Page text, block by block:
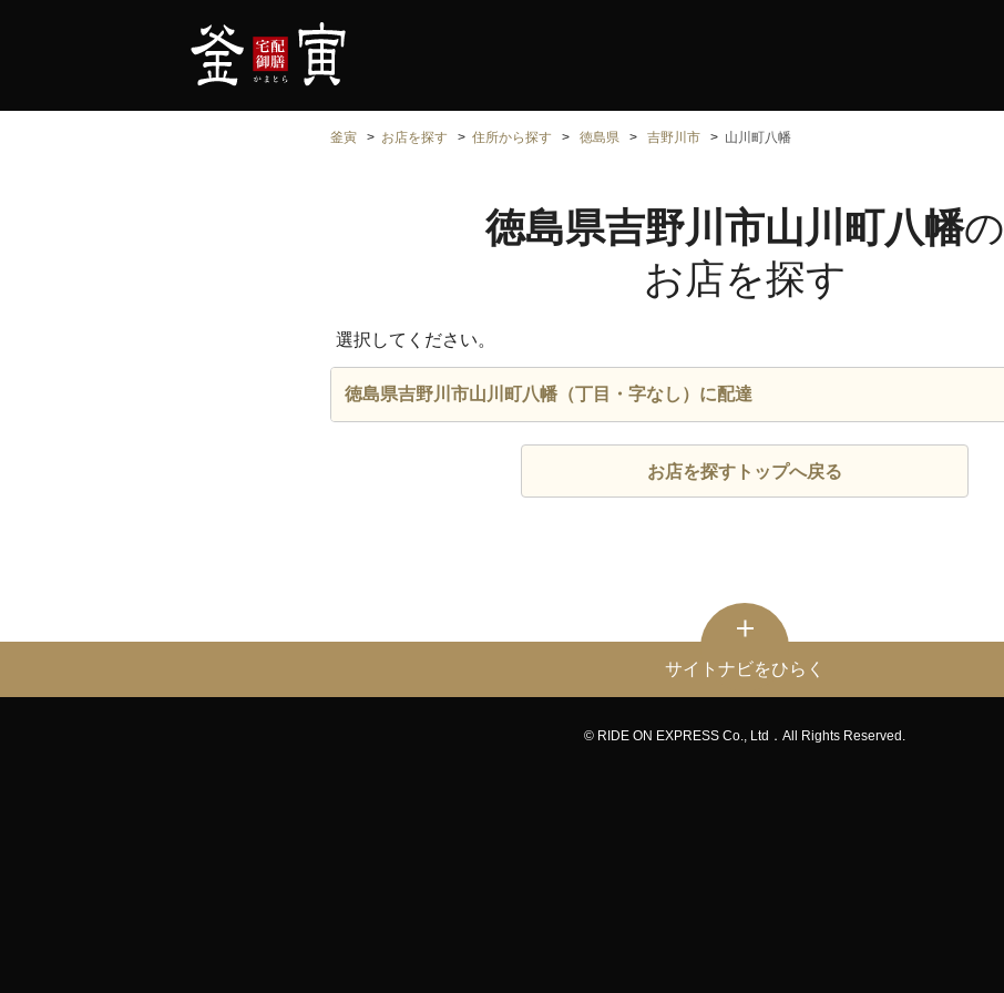
釜寅 お店を探す 住所から探す 徳島県 吉野川市 山川町八幡
徳島県吉野川市山川町八幡の
お店を探す
選択してください。
徳島県吉野川市山川町八幡（丁目・字なし）に配達
お店を探すトップへ戻る
サイトナビをひらく
© RIDE ON EXPRESS Co., Ltd．All Rights Reserved.